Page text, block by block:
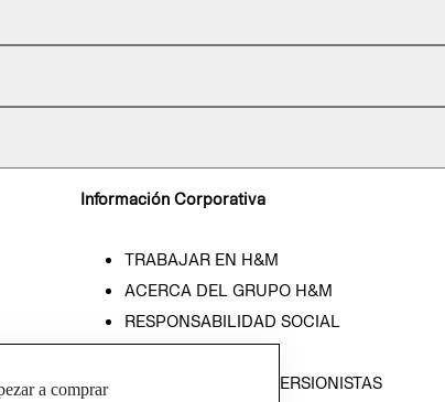
Información Corporativa
TRABAJAR EN H&M
ACERCA DEL GRUPO H&M
RESPONSABILIDAD SOCIAL
RELACIÓN CON INVERSIONISTAS
a comprar